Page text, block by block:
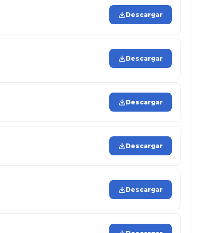
Descargar
Descargar
Descargar
Descargar
Descargar